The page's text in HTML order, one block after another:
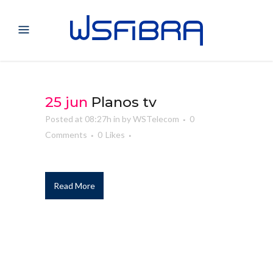
25 jun Planos tv
Posted at 08:27h in byWSTelecom
0
Comments
0 Likes
Read More